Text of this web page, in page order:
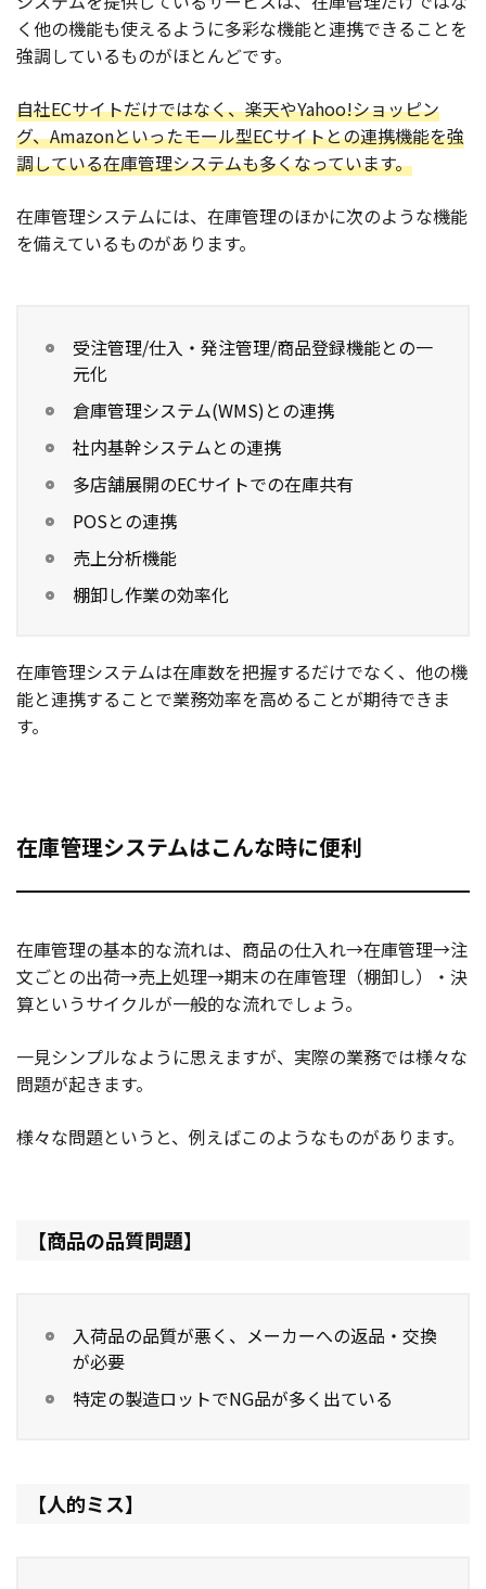
く他の機能も使えるように多彩な機能と連携できることを
強調しているものがほとんどです。
自社ECサイトだけではなく、楽天やYahoo!ショッピン
グ、Amazonといったモール型ECサイトとの連携機能を強
調している在庫管理システムも多くなっています。
在庫管理システムには、在庫管理のほかに次のような機能
を備えているものがあります。
受注管理/仕入・発注管理/商品登録機能との一
元化
倉庫管理システム(WMS)との連携
社内基幹システムとの連携
多店舗展開のECサイトでの在庫共有
POSとの連携
売上分析機能
棚卸し作業の効率化
在庫管理システムは在庫数を把握するだけでなく、他の機
能と連携することで業務効率を高めることが期待できま
す。
在庫管理システムはこんな時に便利
在庫管理の基本的な流れは、商品の仕入れ→在庫管理→注
文ごとの出荷→売上処理→期末の在庫管理（棚卸し）・決
算というサイクルが一般的な流れでしょう。
一見シンプルなように思えますが、実際の業務では様々な
問題が起きます。
様々な問題というと、例えばこのようなものがあります。
【商品の品質問題】
入荷品の品質が悪く、メーカーへの返品・交換
が必要
特定の製造ロットでNG品が多く出ている
【人的ミス】